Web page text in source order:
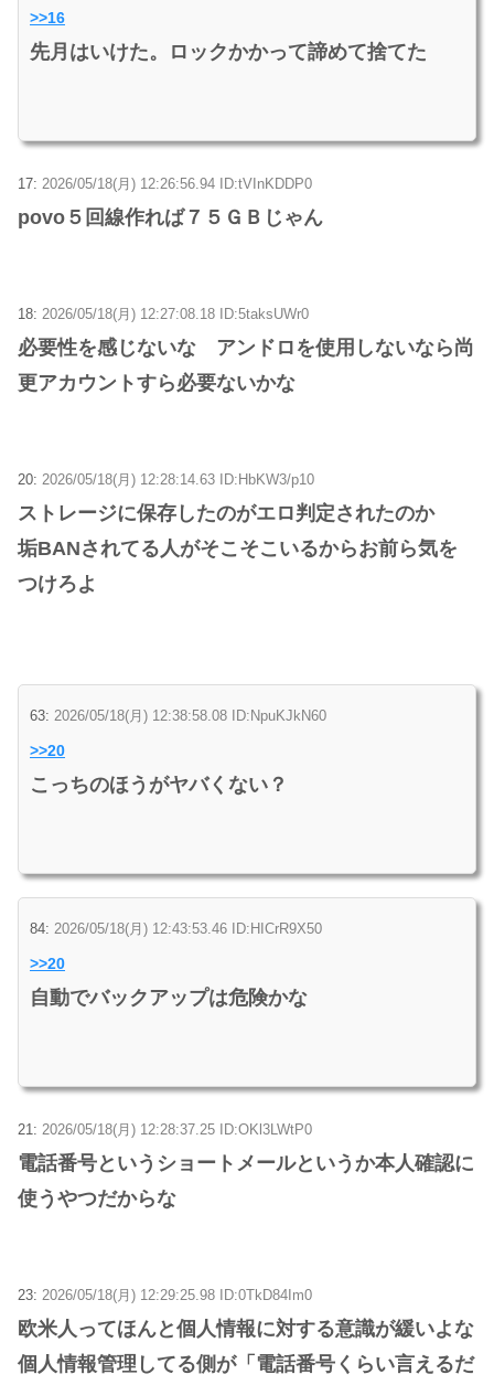
>>16
先月はいけた。ロックかかって諦めて捨てた
17: 2026/05/18(月) 12:26:56.94 ID:tVInKDDP0
povo５回線作れば７５ＧＢじゃん
18: 2026/05/18(月) 12:27:08.18 ID:5taksUWr0
必要性を感じないな アンドロを使用しないなら尚
更アカウントすら必要ないかな
20: 2026/05/18(月) 12:28:14.63 ID:HbKW3/p10
ストレージに保存したのがエロ判定されたのか
垢BANされてる人がそこそこいるからお前ら気を
つけろよ
63: 2026/05/18(月) 12:38:58.08 ID:NpuKJkN60
>>20
こっちのほうがヤバくない？
84: 2026/05/18(月) 12:43:53.46 ID:HICrR9X50
>>20
自動でバックアップは危険かな
21: 2026/05/18(月) 12:28:37.25 ID:OKl3LWtP0
電話番号というショートメールというか本人確認に
使うやつだからな
23: 2026/05/18(月) 12:29:25.98 ID:0TkD84Im0
欧米人ってほんと個人情報に対する意識が緩いよな
個人情報管理してる側が「電話番号くらい言えるだ